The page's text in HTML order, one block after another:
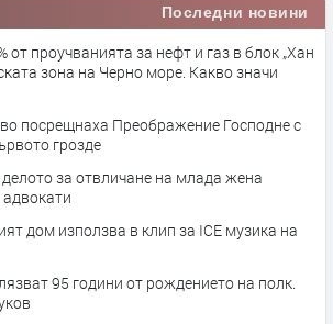
Последни новини
от проучванията за нефт и газ в блок „Хан
зона на Черно море. Какво значи
посрещнаха Преображение Господне с
грозде
за отвличане на млада жена
дом използва в клип за ICE музика на
95 години от рождението на полк.